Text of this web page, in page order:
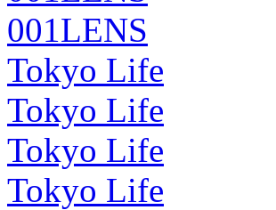
001LENS
Tokyo Life
Tokyo Life
Tokyo Life
Tokyo Life